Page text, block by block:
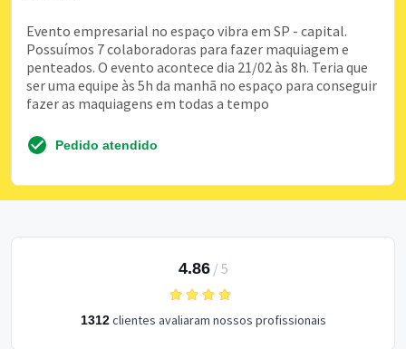
Evento empresarial no espaço vibra em SP - capital.
Possuímos 7 colaboradoras para fazer maquiagem e
penteados. O evento acontece dia 21/02 às 8h. Teria que
ser uma equipe às 5h da manhã no espaço para conseguir
fazer as maquiagens em todas a tempo
Pedido atendido
4.86/ 5
1312clientes avaliaram nossos profissionais